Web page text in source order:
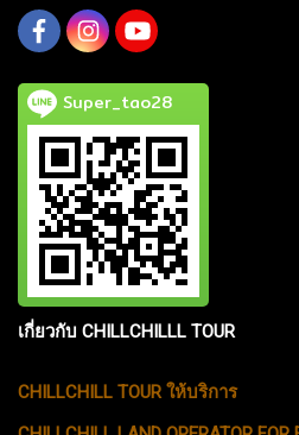
Super_tao28
เกี่ยวกับ CHILLCHILLL TOUR
CHILLCHILL TOUR ให้บริการ